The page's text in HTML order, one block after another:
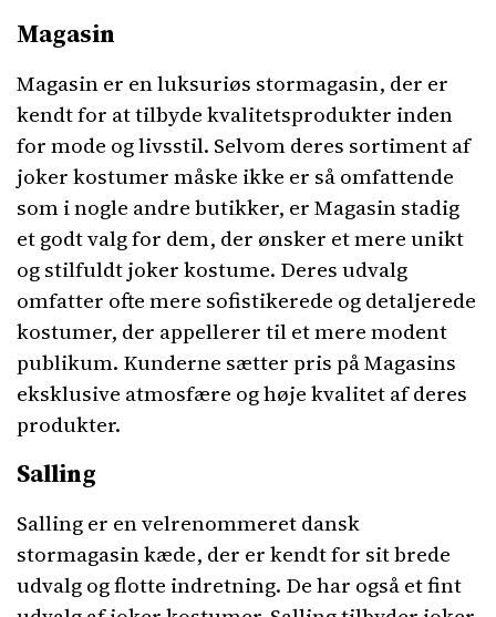
Magasin
Magasin er en luksuriøs stormagasin, der er
kendt for at tilbyde kvalitetsprodukter inden
for mode og livsstil. Selvom deres sortiment af
joker kostumer måske ikke er så omfattende
som i nogle andre butikker, er Magasin stadig
et godt valg for dem, der ønsker et mere unikt
og stilfuldt joker kostume. Deres udvalg
omfatter ofte mere sofistikerede og detaljerede
kostumer, der appellerer til et mere modent
publikum. Kunderne sætter pris på Magasins
eksklusive atmosfære og høje kvalitet af deres
produkter.
Salling
Salling er en velrenommeret dansk
stormagasin kæde, der er kendt for sit brede
udvalg og flotte indretning. De har også et fint